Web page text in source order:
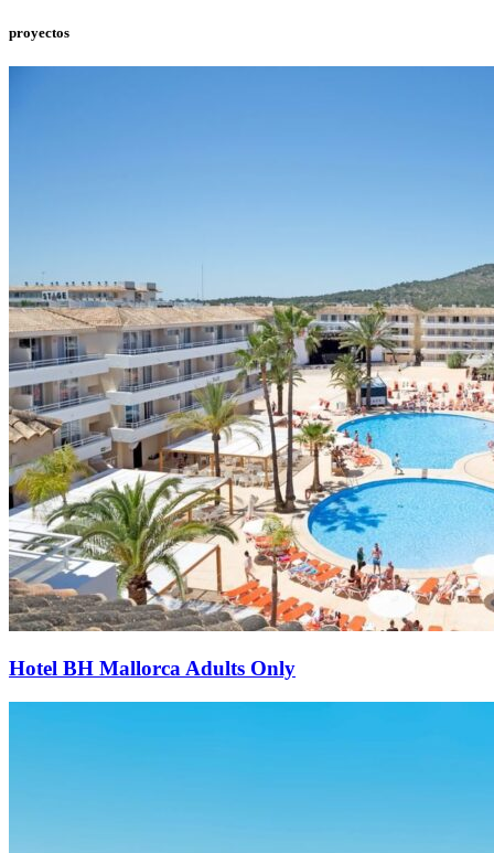
proyectos
Hotel BH Mallorca Adults Only